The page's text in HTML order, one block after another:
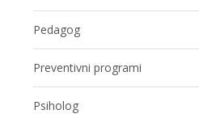
Pedagog
Preventivni programi
Psiholog